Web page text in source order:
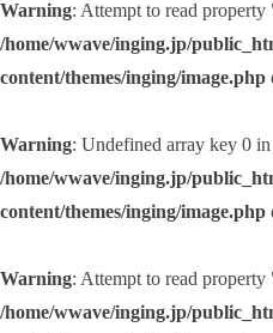
Warning: Attempt to read
/home/wwave/inging.jp/
content/themes/inging/image.php
Warning: Undefined array key 0 in
/home/wwave/inging.jp/
content/themes/inging/image.php
Warning: Attempt to read
/home/wwave/inging.jp/